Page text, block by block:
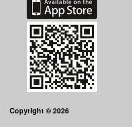
Copyright © 2026